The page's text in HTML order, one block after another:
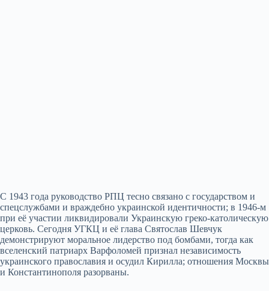
С 1943 года руководство РПЦ тесно связано с государством и
спецслужбами и враждебно украинской идентичности; в 1946‑м
при её участии ликвидировали Украинскую греко‑католическую
церковь. Сегодня УГКЦ и её глава Святослав Шевчук
демонстрируют моральное лидерство под бомбами, тогда как
вселенский патриарх Варфоломей признал независимость
украинского православия и осудил Кирилла; отношения Москвы
и Константинополя разорваны.